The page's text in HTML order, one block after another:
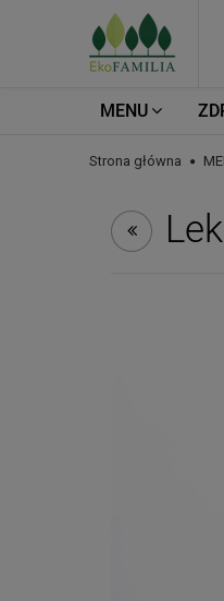
MENU
Strona główna